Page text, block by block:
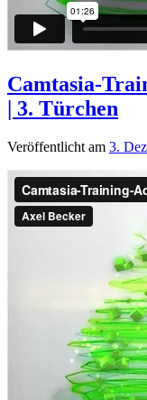
Camtasia-
| 3. Türchen
Veröffentlicht am 3.